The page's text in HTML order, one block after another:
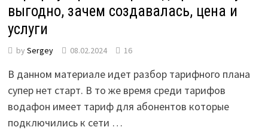
выгодно, зачем создавалась, цена и
услуги
by Sergey 08.02.2024 16
В данном материале идет разбор тарифного плана
супер нет старт. В то же время среди тарифов
водафон имеет тариф для абонентов которые
подключились к сети …